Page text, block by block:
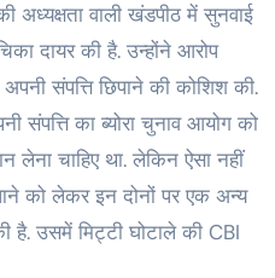
अध्यक्षता वाली खंडपीठ में सुनवाई
दायर की है. उन्होंने आरोप
संपत्ति छिपाने की कोशिश की.
संपत्ति का ब्योरा चुनाव आयोग को
लेना चाहिए था. लेकिन ऐसा नहीं
को लेकर इन दोनों पर एक अन्य
है. उसमें मिट्टी घोटाले की CBI